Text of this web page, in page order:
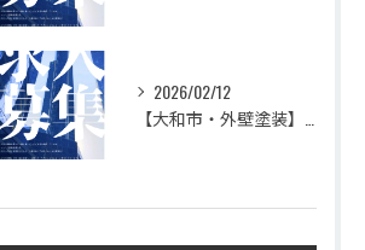
2026/02/12
【大和市・外壁塗装】株式会社シモダ 一緒に働いてくれる職人さん大募集